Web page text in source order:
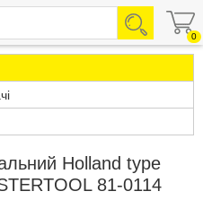
0
Holland type
81-0114